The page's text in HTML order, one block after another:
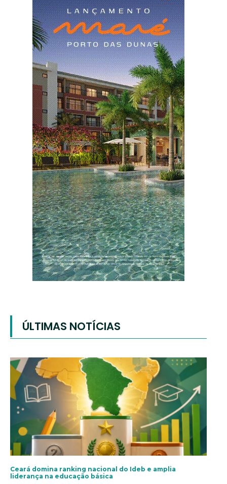
ÚLTIMAS NOTÍCIAS
Ceará domina ranking nacional do Ideb e amplia
liderança na educação básica